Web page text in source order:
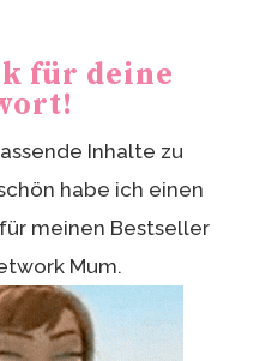
für deine
Inhalte zu
habe ich einen
meinen Bestseller
Mum.